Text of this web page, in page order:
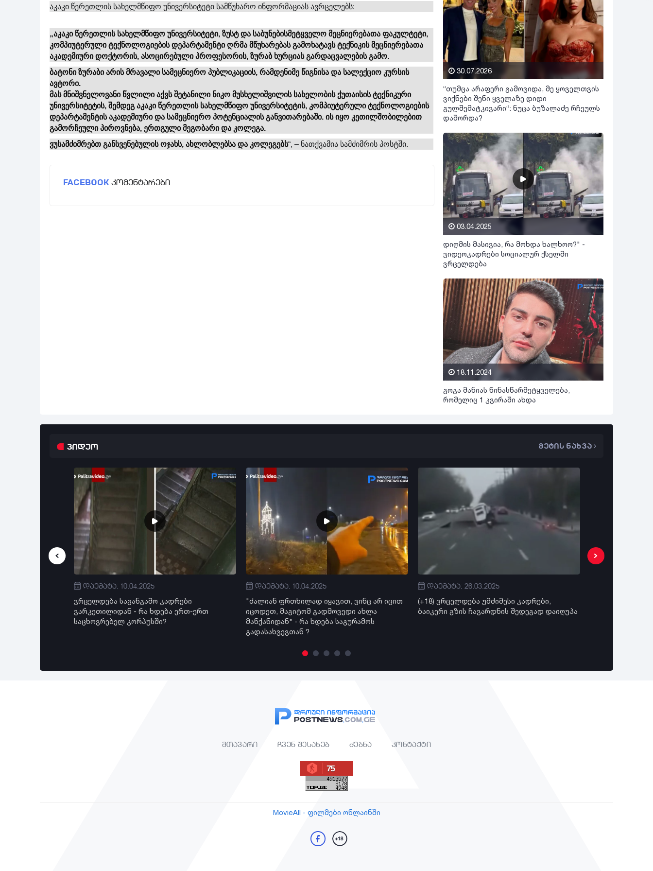
აკაკი წერეთლის სახელმწიფო უნივერსიტეტი სამწუხარო ინფორმაციას ავრცელებს:
„აკაკი წერეთლის სახელმწიფო უნივერსიტეტი, ზუსტ და საბუნებისმეტყველო მეცნიერებათა ფაკულტეტი,
კომპიუტერული ტექნოლოგიების დეპარტამენტი ღრმა მწუხარებას გამოხატავს ტექნიკის მეცნიერებათა
აკადემიური დოქტორის, ასოცირებული პროფესორის, ზურაბ ხურციას გარდაცვალების გამო.
ბატონი ზურაბი არის მრავალი სამეცნიერო პუბლიკაციის, რამდენიმე წიგნისა და სალექციო კურსის
ავტორი.
მას მნიშვნელოვანი წვლილი აქვს შეტანილი ნიკო მუსხელიშვილის სახელობის ქუთაისის ტექნიკური
უნივერსიტეტის, შემდეგ აკაკი წერეთლის სახელმწიფო უნივერსიტეტის, კომპიუტერული ტექნოლოგიების
დეპარტამენტის აკადემიური და სამეცნიერო პოტენციალის განვითარებაში. ის იყო კეთილშობილებით
გამორჩეული პიროვნება, ერთგული მეგობარი და კოლეგა.
ვუსამძიმრებთ განსვენებულის ოჯახს, ახლობლებსა და კოლეგებს“, – ნათქვამია სამძიმრის პოსტში.
FACEBOOK კომენტარები
30.07.2026
“თუმცა არაფერი გამოვიდა, მე ყოველთვის
ვიქნები შენი ყველაზე დიდი
გულშემატკივარი“: ნუცა ბუზალაძე რჩეულს
დაშორდა?
03.04.2025
დიღმის მასივია, რა მოხდა ხალხოო?" -
ვიდეოკადრები სოციალურ ქსელში
ვრცელდება
18.11.2024
გოგა მანიას წინასწარმეტყველება,
რომელიც 1 კვირაში ახდა
ვიდეო მეტის ნახვა
დაემატა: 10.04.2025
ვრცელდება საგანგაშო კადრები
ვარკეთილიდან - რა ხდება ერთ-ერთ
საცხოვრებელ კორპუსში?
დაემატა: 10.04.2025
"ძალიან ფრთხილად იყავით, ვინც არ იცით
იცოდეთ, მაგიტომ გადმოვედი ახლა
მანქანიდან" - რა ხდება საგურამოს
გადასახვევთან ?
დაემატა: 26.03.2025
(+18) ვრცელდება უმძიმესი კადრები,
ბაიკერი გზის ჩავარდნის შედეგად დაიღუპა
მთავარი ჩვენ შესახებ ძებნა კონტაქტი
75
MovieAll - ფილმები ონლაინში